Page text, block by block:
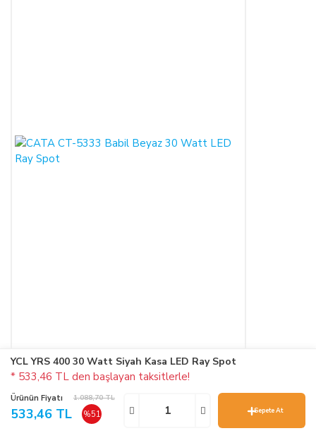
YCL YRS 400 30 Watt Siyah Kasa LED Ray Spot
* 533,46 TL den başlayan taksitlerle!
Ürünün Fiyatı 1.088,70 TL
533,46 TL %51 Sepete At
CATA CT-5333 Babil Beyaz 30 Watt LED Ray Spot